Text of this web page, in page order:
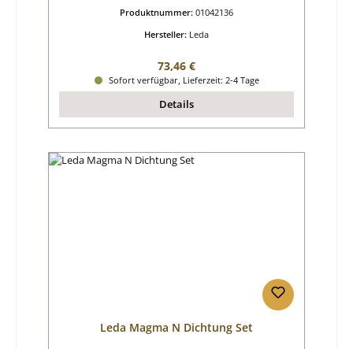
Produktnummer: 01042136
Hersteller: Leda
Regulärer Preis:
73,46 €
Sofort verfügbar, Lieferzeit: 2-4 Tage
Details
Leda Magma N Dichtung Set